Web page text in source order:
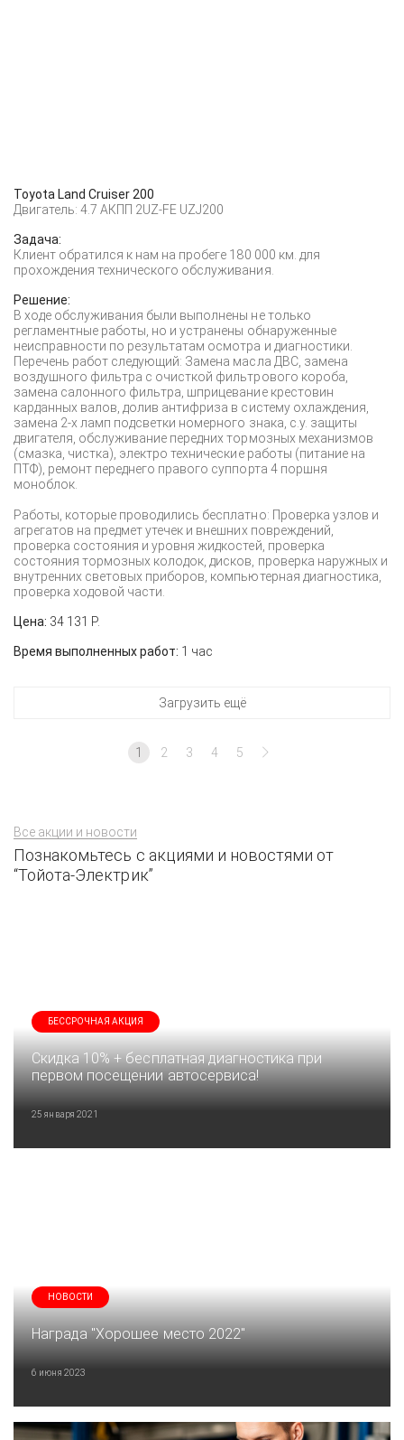
Toyota Land Cruiser 200
Двигатель: 4.7 АКПП 2UZ-FE UZJ200
Задача:
Клиент обратился к нам на пробеге 180 000 км. для
прохождения технического обслуживания.
Решение:
В ходе обслуживания были выполнены не только
регламентные работы, но и устранены обнаруженные
неисправности по результатам осмотра и диагностики.
Перечень работ следующий: Замена масла ДВС, замена
воздушного фильтра с очисткой фильтрового короба,
замена салонного фильтра, шприцевание крестовин
карданных валов, долив антифриза в систему охлаждения,
замена 2-х ламп подсветки номерного знака, с.у. защиты
двигателя, обслуживание передних тормозных механизмов
(смазка, чистка), электро технические работы (питание на
ПТФ), ремонт переднего правого суппорта 4 поршня
моноблок.
Работы, которые проводились бесплатно: Проверка узлов и
агрегатов на предмет утечек и внешних повреждений,
проверка состояния и уровня жидкостей, проверка
состояния тормозных колодок, дисков, проверка наружных и
внутренних световых приборов, компьютерная диагностика,
проверка ходовой части.
Цена: 34 131 Р.
Время выполненных работ: 1 час
Загрузить ещё
1 2 3 4 5
Все акции и новости
Познакомьтесь с акциями и новостями от
“Тойота-Электрик”
БЕССРОЧНАЯ АКЦИЯ
Скидка 10% + бесплатная диагностика при
первом посещении автосервиса!
25 января 2021
НОВОСТИ
Награда "Хорошее место 2022"
6 июня 2023